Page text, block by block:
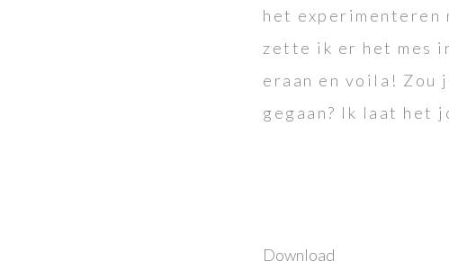
het experimenteren
zette ik er het mes
eraan en voila! Zou
gegaan? Ik laat het
Download